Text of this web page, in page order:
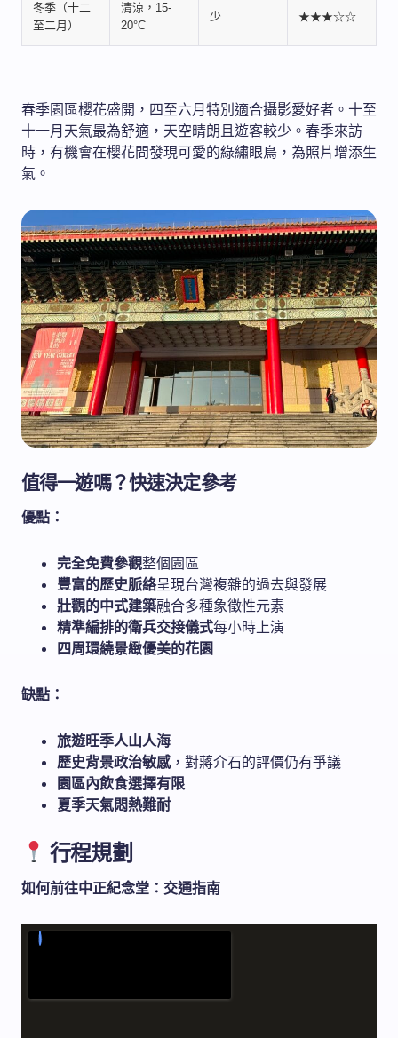
冬季（十二
至二月）
清涼，15-
20°C
少 ★★★☆☆
春季園區櫻花盛開，四至六月特別適合攝影愛好者。十至
十一月天氣最為舒適，天空晴朗且遊客較少。春季來訪
時，有機會在櫻花間發現可愛的綠繡眼鳥，為照片增添生
氣。
值得一遊嗎？快速決定參考
優點：
完全免費參觀整個園區
豐富的歷史脈絡呈現台灣複雜的過去與發展
壯觀的中式建築融合多種象徵性元素
精準編排的衛兵交接儀式每小時上演
四周環繞景緻優美的花園
缺點：
旅遊旺季人山人海
歷史背景政治敏感，對蔣介石的評價仍有爭議
園區內飲食選擇有限
夏季天氣悶熱難耐
行程規劃
如何前往中正紀念堂：交通指南